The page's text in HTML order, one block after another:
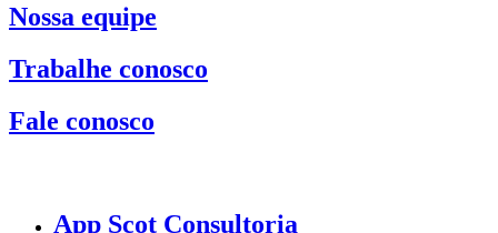
Nossa equipe
Trabalhe conosco
Fale conosco
App Scot Consultoria